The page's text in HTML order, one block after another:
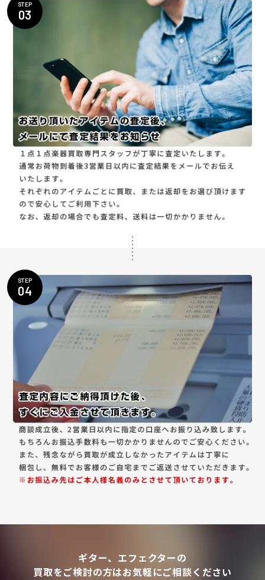
STEP
03
STEP
04
ギター、エフェクターの
買取をご検討の方はお気軽にご相談ください